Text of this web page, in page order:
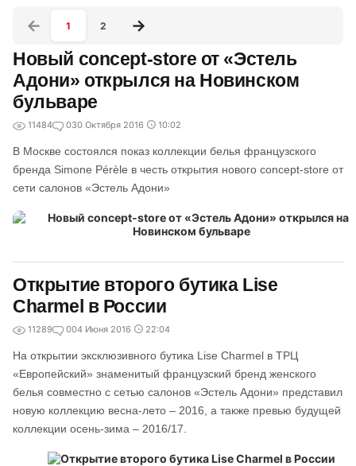
1 2
Новый concept-store от «Эстель
Адони» открылся на Новинском
бульваре
11484 030 Октября 2016 10:02
В Москве состоялся показ коллекции белья французского
бренда Simone Pérèle в честь открытия нового concept-store от
сети салонов «Эстель Адони»
Открытие второго бутика Lise
Charmel в России
11289 004 Июня 2016 22:04
На открытии эксклюзивного бутика Lise Charmel в ТРЦ
«Европейский» знаменитый французский бренд женского
белья совместно с сетью салонов «Эстель Адони» представил
новую коллекцию весна-лето – 2016, а также превью будущей
коллекции осень-зима – 2016/17.